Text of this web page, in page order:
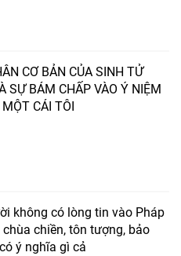
CƠ BẢN CỦA SINH TỬ
SỰ BÁM CHẤP VÀO Ý NIỆM
CÁI TÔI
không có lòng tin vào Pháp
chiền, tôn tượng, bảo
ý nghĩa gì cả